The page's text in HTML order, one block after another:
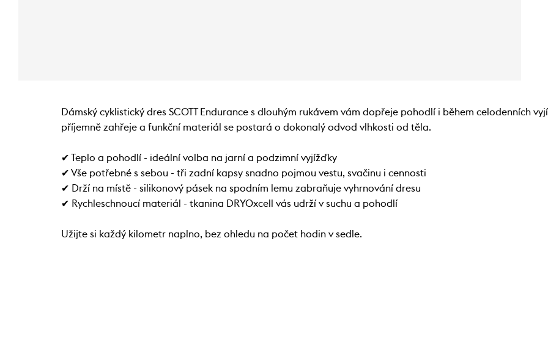
Dámský cyklistický dres SCOTT Endurance s dlouhým rukávem vám dopřeje pohodlí i během celodenních
příjemně zahřeje a funkční materiál se postará o dokonalý odvod vlhkosti od těla.
✔ Teplo a pohodlí - ideální volba na jarní a podzimní vyjížďky
✔ Vše potřebné s sebou - tři zadní kapsy snadno pojmou vestu, svačinu i cennosti
✔ Drží na místě - silikonový pásek na spodním lemu zabraňuje vyhrnování dresu
✔ Rychleschnoucí materiál - tkanina DRYOxcell vás udrží v suchu a pohodlí
Užijte si každý kilometr naplno, bez ohledu na počet hodin v sedle.